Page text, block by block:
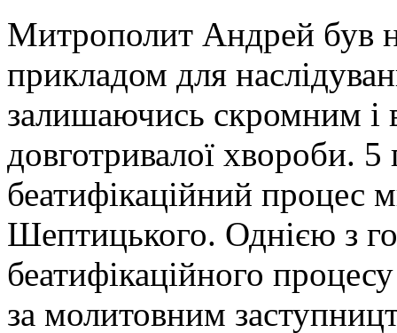
Митрополит Андрей був
прикладом для
залишаючись скромним і
довготривалої хвороби.
беатифікаційний процес
Шептицького. Однією з
беатифікаційного
за молитовним